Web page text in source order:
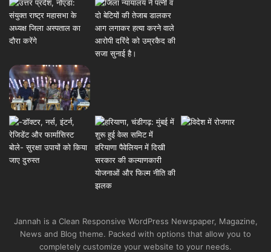
Jannah is a Clean Responsive WordPress Newspaper, Magazine,
News and Blog theme. Packed with options that allow you to
completely customize your website to your needs.